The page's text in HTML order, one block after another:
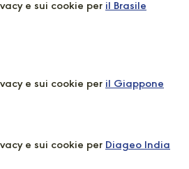
e sui cookie per il Brasile
e sui cookie per il Giappone
e sui cookie per Diageo India